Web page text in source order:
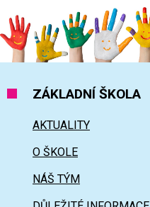
ZÁKLADNÍ ŠKOLA
AKTUALITY
O ŠKOLE
NÁŠ TÝM